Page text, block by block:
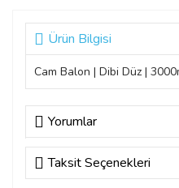
Ürün Bilgisi
Cam Balon | Dibi Düz |
Yorumlar
Bu ürüne ilk
Taksit Seçenekleri